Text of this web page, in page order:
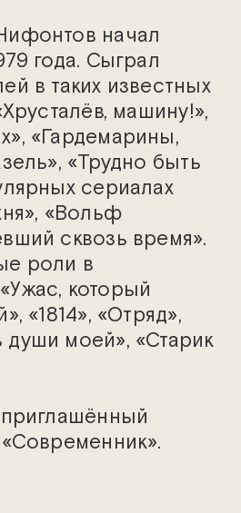
Александр
Городиский
начал
года. Сыграл
в таких известных
машину!»,
«Гардемарины,
«Трудно быть
сериалах
«Вольф
сквозь время».
роли в
который
«1814», «Отряд»,
моей», «Старик